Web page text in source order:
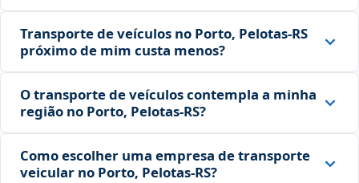
Transporte de veículos no Porto, Pelotas‑RS
próximo de mim custa menos?
O transporte de veículos contempla a minha
região no Porto, Pelotas‑RS?
Como escolher uma empresa de transporte
veicular no Porto, Pelotas‑RS?